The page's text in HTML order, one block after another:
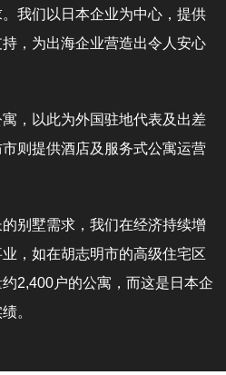
我们以日本企业为中心，提供
，为出海企业营造出令人安心
，以此为外国驻地代表及出差
则提供酒店及服务式公寓运营
别墅需求，我们在经济持续增
，如在胡志明市的高级住宅区
2,400户的公寓，而这是日本企
。